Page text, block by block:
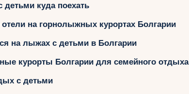
детьми куда поехать
на горнолыжных курортах Болгарии
на лыжах с детьми в Болгарии
курорты Болгарии для семейного отдыха
с детьми